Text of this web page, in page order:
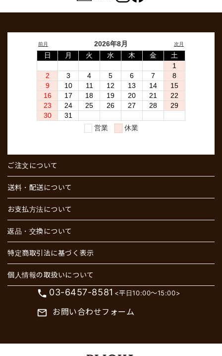
ご注文について
送料・配送について
お支払方法について
返品・交換について
特定商取引法に基づく表示
個人情報の取扱いについて
phone 03-6457-8581 <平日10:00～15:00>
mail_outline お問い合わせフォーム